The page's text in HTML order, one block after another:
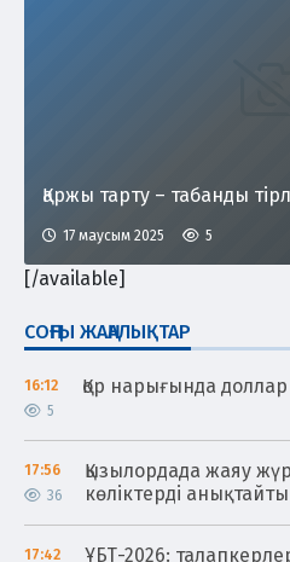
СОҢҒЫ ЖАҢАЛЫҚТАР
16:12
5
Қор нарығында
17:56
36
Қызылордада жаяу
көліктерді
17:42
ҰБТ-2026:
Қаржы тарту – табанды
17 маусым 2025 5
[/available]